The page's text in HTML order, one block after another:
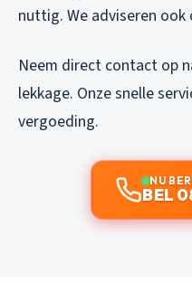
nuttig. We adviseren ook
Neem direct contact op
lekkage. Onze snelle
vergoeding.
NU
BEL